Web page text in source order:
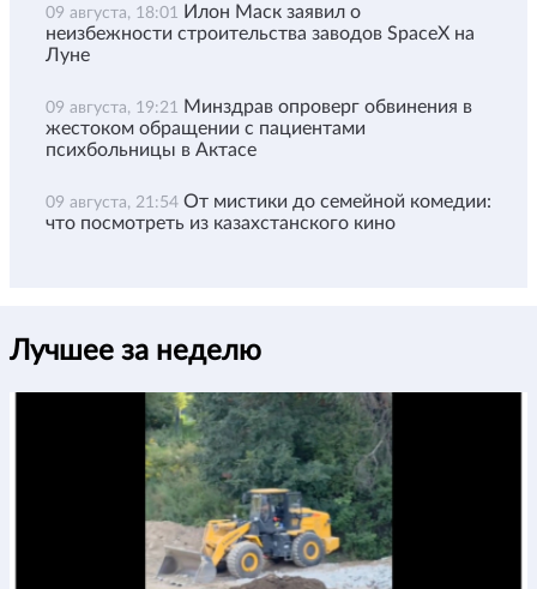
09 августа, 18:01 Илон Маск заявил о
неизбежности строительства заводов SpaceX на
Луне
09 августа, 19:21 Минздрав опроверг обвинения в
жестоком обращении с пациентами
психбольницы в Актасе
09 августа, 21:54 От мистики до семейной комедии:
что посмотреть из казахстанского кино
Лучшее за неделю